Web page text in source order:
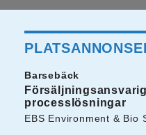
Barsebäck
processlösningar
EBS Environment & Bio